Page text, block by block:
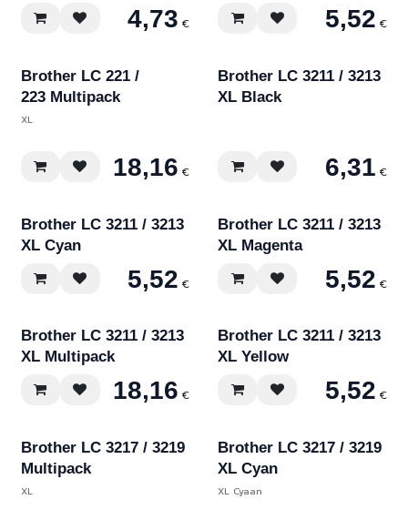
4,73 € 5,52 €
Brother LC 221 /
223 Multipack
XL
18,16 €
Brother LC 3211 / 3213
XL Black
6,31 €
Brother LC 3211 / 3213
XL Cyan
5,52 €
Brother LC 3211 / 3213
XL Magenta
5,52 €
Brother LC 3211 / 3213
XL Multipack
18,16 €
Brother LC 3211 / 3213
XL Yellow
5,52 €
Brother LC 3217 / 3219
Multipack
XL
Brother LC 3217 / 3219
XL Cyan
XL Cyaan